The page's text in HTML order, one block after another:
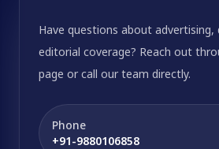
Have questions about
editorial coverage? Reach out
page or call our team directly.
Phone
+91-9880106858